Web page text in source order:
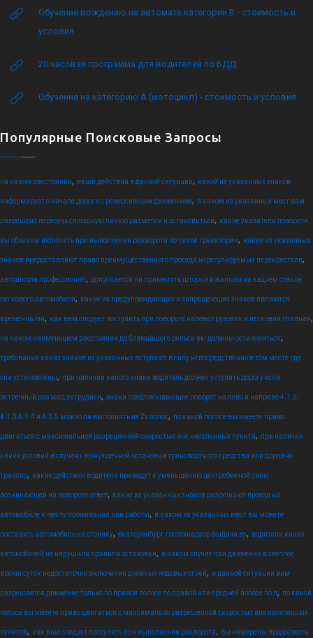
Обучение вождению на автомате категории B - стоимость и
условия
20 часовая программа для водителей по БДД
Обучение на категорию А (мотоцикл) - стоимость и условия
Популярные Поисковые Запросы
на каком расстоянии, ваши действия в данной ситуации, какой из указанных знаков
информирует о начале дороги с реверсивным движением, в каком из указанных мест вам
разрешено пересечь сплошную линию разметки и остановиться, какие указатели поворота
вы обязаны включить при выполнении разворота по такой траектории, какие из указанных
знаков предоставляют право преимущественного проезда нерегулируемых перекрестков,
автошкола профессионал, допускается ли применять шторки и жалюзи на заднем стекле
легкового автомобиля, какие из предупреждающих и запрещающих знаков являются
временными, как вам следует поступить при повороте налево грузовик и легковая главная,
на каком наименьшем расстоянии до ближайшего рельса вы должны остановиться,
требования каких знаков из указанных вступают в силу непосредственно в том месте где
они установлены, при наличии какого знака водитель должен уступить дорогу если
встречный разъезд затруднен, знаки предписывающие поворот на лево и направо 4.1.2,
4.1.3,4.1.4 и 4.1.5 можно ли выполнять из 2х полос, по какой полосе вы имеете право
двигаться с максимальной разрешенной скоростью вне населенных пункта, при наличии
каких условий в случаях вынужденной остановки транспортного средства или дорожно
транспо, какие действия водителя приведут к уменьшению центробежной силы
возникающей на повороте ответ, какие из указанных знаков разрешают проезд на
автомобиле к месту проживания или работы, в каком из указанных мест вы можете
поставить автомобиль на стоянку, екатеринбург гостехнадзор выдача ву, водители каких
автомобилей не нарушили правила остановки, в каком случае при движении в светлое
время суток недостаточно включения дневных ходовых огней, в данной ситуации вам
разрешается движение только по правой полосе по правой или средней полосе по л, по какой
полосе вы имеете право двигаться с максимально разрешенной скоростью вне населенных
пунктов, как вам следует поступить при выполнении разворота, вы намерены продолжить